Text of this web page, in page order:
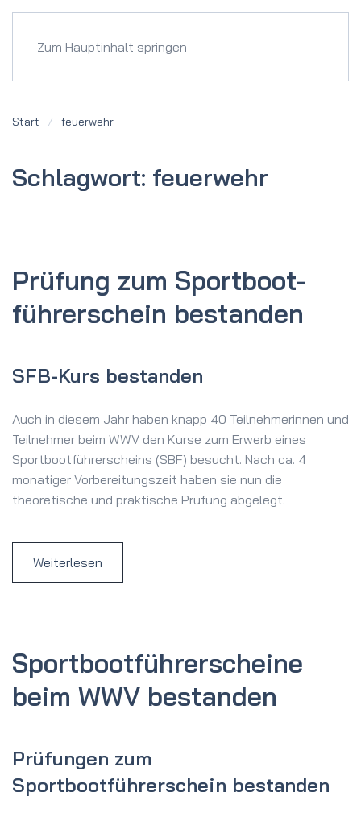
Zum Hauptinhalt springen
Start feuerwehr
Schlagwort: feuerwehr
Prüfung zum Sportboot­­
führer­schein bestanden
SFB-Kurs bestanden
Auch in diesem Jahr haben knapp 40 Teilnehmerinnen und
Teilnehmer beim WWV den Kurse zum Erwerb eines
Sportbootführerscheins (SBF) besucht. Nach ca. 4
monatiger Vorbereitungszeit haben sie nun die
theoretische und praktische Prüfung abgelegt.
Weiterlesen
Sportboot­führer­scheine
beim WWV bestanden
Prüfungen zum
Sportbootführerschein bestanden